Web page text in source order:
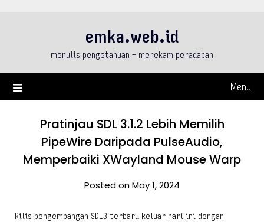
emka.web.id
menulis pengetahuan – merekam peradaban
Menu
Pratinjau SDL 3.1.2 Lebih Memilih
PipeWire Daripada PulseAudio,
Memperbaiki XWayland Mouse Warp
Posted on May 1, 2024
Rilis pengembangan SDL3 terbaru keluar hari ini dengan